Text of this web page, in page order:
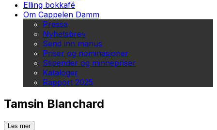
Elling bokkafé
Om Cappelen Damm
Presse
Nyhetsbrev
Send inn manus
Priser og nominasjoner
Stipender og minnepriser
Kataloger
Rapport 2025
Tamsin Blanchard
Les mer